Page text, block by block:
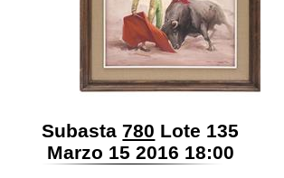
Subasta 780 Lote 135
Marzo 15 2016 18:00